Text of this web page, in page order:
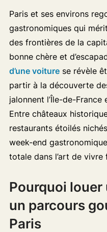
Paris et ses environs
gastronomiques qui
des frontières de la
bonne chère et
d’une voiturese révèle
partir à la découverte
jalonnent l’Île-de-
Entre châteaux
restaurants étoilés
week-end
totale dans l’art de vivre
Pourquoi
un parcours
Paris